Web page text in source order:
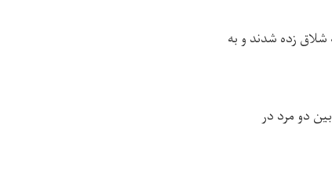
رابطه‌ی نامشروع در ولسوالی جاغوری ولایت غزنی، ۱۰ و ۳۵ ضربه شلاق زده شدند و به
دو مرد در